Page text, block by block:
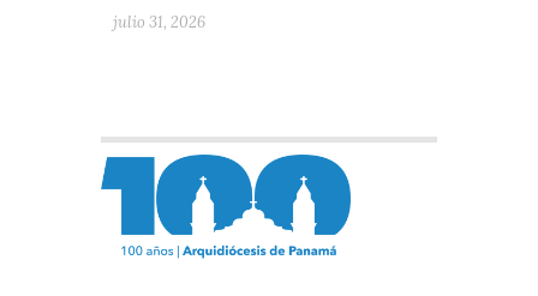
julio 31, 2026